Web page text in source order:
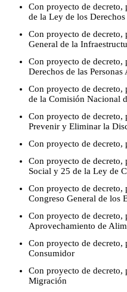
Con proyecto de
de la Ley de los
Con proyecto de decreto,
General de la
Con proyecto de
Derechos de las
Con proyecto de decreto,
de la Comisión Nacional
Con proyecto de decreto,
Prevenir y Eliminar la
Con proyecto de decreto,
Con proyecto de decreto,
Social y 25 de la Ley de
Con proyecto de decreto,
Congreso General de los
Con proyecto de decreto,
Aprovechamiento de
Con proyecto de decreto,
Consumidor
Con proyecto de
Migración